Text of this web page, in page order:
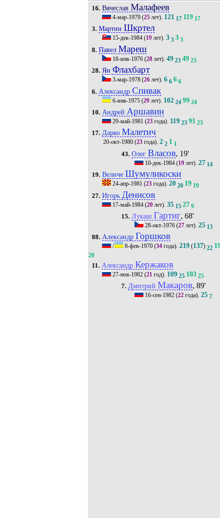
16. Вячеслав Малафеев
4-мар-1979(25лет). 121 17 119 17
3. Мартин Шкртел
15-дек-1984(19лет). 3 3 3 3
8. Павел Мареш
18-янв-1976(28лет). 49 23 49 23
28. Ян Флахбарт
3-мар-1978(26лет). 6 6 6 6
6. Александр Спивак
6-янв-1975(29лет). 102 24 99 24
10. Андрей Аршавин
29-май-1981 (23года). 119 23 91 23
17. Дарко Малетич
20-окт-1980(23года). 2 2 1 1
43. Олег Власов, 19'
10-дек-1984 (19 лет).27 14
19. Величе Шумуликоски
24-апр-1981 (23года). 20 20 19 19
27. Игорь Денисов
17-май-1984(20лет). 35 15 27 9
15. Лукаш Гартиг, 68'
28-окт-1976 (27 лет).25 13
88. Александр Горшков
/ 8-фев-1970(34года). 219(137) 22
20
11. Александр Кержаков
27-ноя-1982(21 год). 109 25 103 25
7. Дмитрий Макаров, 89'
16-сен-1982 (22 года).25 7